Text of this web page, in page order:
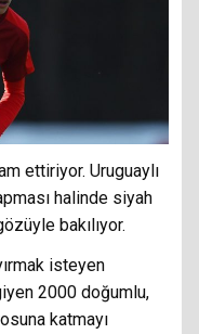
ettiriyor. Uruguaylı
halinde siyah
bakılıyor.
isteyen
2000 doğumlu,
katmayı